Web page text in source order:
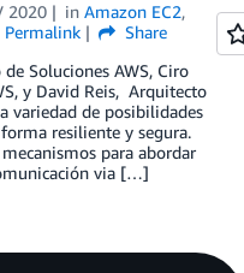
2020 in Amazon EC2,
Permalink
Share
Soluciones AWS, Ciro
y David Reis, Arquitecto
variedad de posibilidades
resiliente y segura.
para abordar
via […]